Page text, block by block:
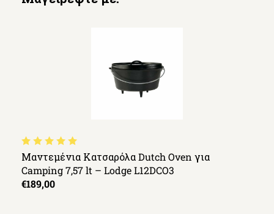
Μαντεμένια Κατσαρόλα Dutch Oven για
Camping 7,57 lt – Lodge L12DCO3
€189,00